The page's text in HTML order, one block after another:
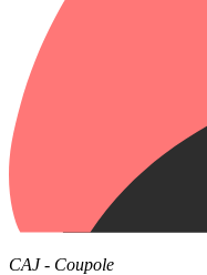
CAJ - Coupole